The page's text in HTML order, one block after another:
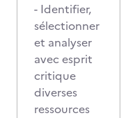
- Identifier,
sélectionner
et analyser
avec esprit
critique
diverses
ressources